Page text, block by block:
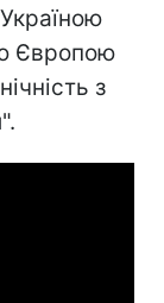
Європою
з